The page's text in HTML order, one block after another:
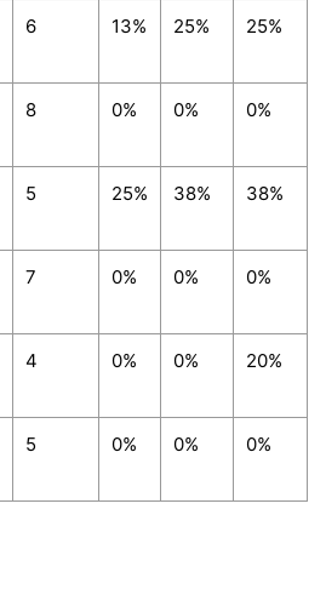
6 13% 25% 25%
8 0% 0% 0%
5 25% 38% 38%
7 0% 0% 0%
4 0% 0% 20%
5 0% 0% 0%